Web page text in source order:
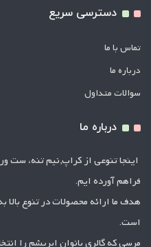
دسترسی سریع
تماس با ما
درباره ما
سوالات متداول
درباره ما
اینجا تنوعی از کراپ,نیم تنه، ست
فراهم آورده ایم.
هدف ما ارائه محصولات در تنوع
است.
مرسی که گالری بانوان ابریشم را